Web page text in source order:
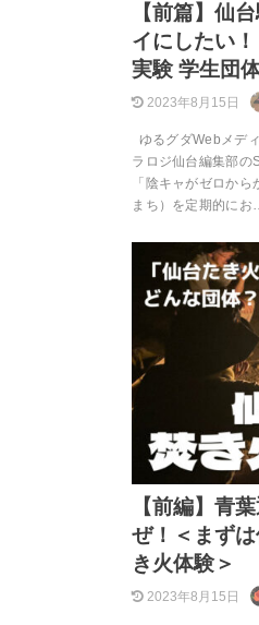
【前篇】仙
イにしたい
実験 学生団
2023年8月15日
ゆるグダWebメデ
ラロジ仙台編集部の
「陰キャがゼロか
まち）を定期的にお
【前編】青
ぜ！＜まず
き火体験＞
2023年8月15日